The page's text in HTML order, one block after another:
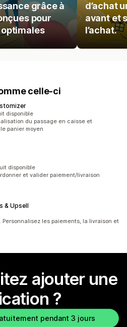
grâce à
pour
d’achat
avant et
l’achat.
celle-ci
disponible
du passage en caisse et
panier moyen
disponible
et valider paiement/livraison
& Upsell
Personnalisez les paiements, la livraison et
ajouter une
?
pendant 3 jours